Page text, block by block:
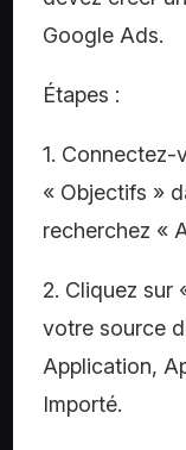
Google Ads.
Étapes :
1.
« Objectifs »
recherchez «
2. Cliquez sur
votre source
Application,
Importé.